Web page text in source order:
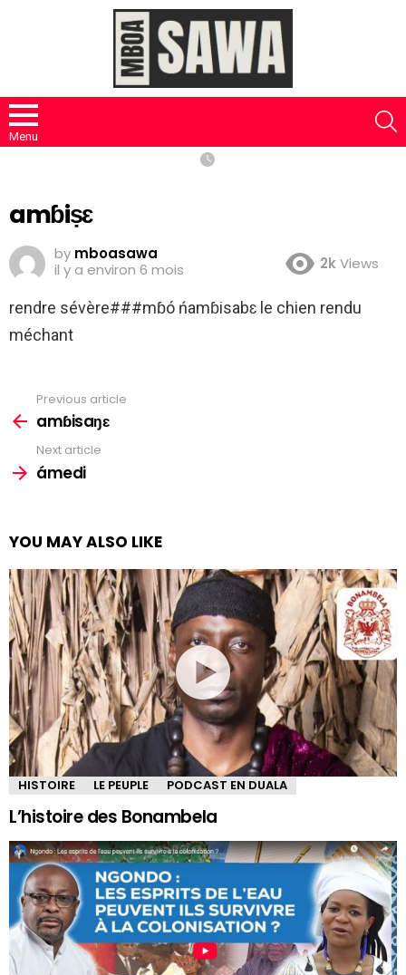
Menu
amɓiṣɛ
by mboasawa
il y a environ 6 mois
2kViews
rendre sévère###mɓó ńamɓisabɛ le chien rendu
méchant
more
Previous article
amɓisaŋɛ
Next article
ámedi
YOU MAY ALSO LIKE
HISTOIRE LE PEUPLE PODCAST EN DUALA
L’histoire des Bonambela